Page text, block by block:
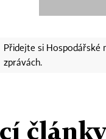
Přidejte si Hospodářské
zprávách.
články